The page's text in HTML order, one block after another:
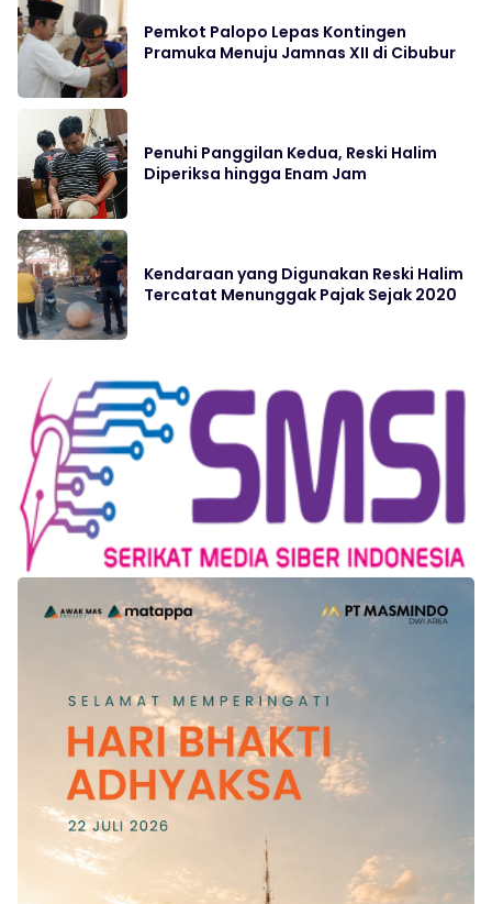
Pemkot Palopo Lepas Kontingen
Pramuka Menuju Jamnas XII di Cibubur
Penuhi Panggilan Kedua, Reski Halim
Diperiksa hingga Enam Jam
Kendaraan yang Digunakan Reski Halim
Tercatat Menunggak Pajak Sejak 2020